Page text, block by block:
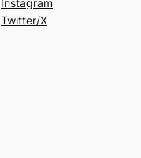
Instagram
Twitter/X